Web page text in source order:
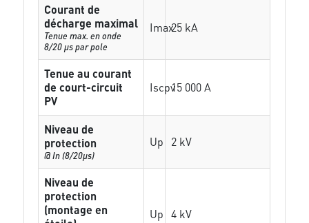
Courant de
décharge maximal
Tenue max. en onde
8/20 µs par pole
Imax25 kA
Tenue au courant
de court-circuit
PV
Iscpv15 000 A
Niveau de
protection
@ In (8/20µs)
Up 2 kV
Niveau de
protection
(montage en
Up 4 kV